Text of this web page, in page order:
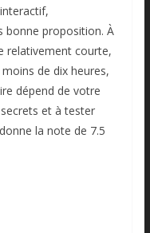
proposition. À
relativement courte,
de dix heures,
dépend de votre
et à tester
la note de 7.5